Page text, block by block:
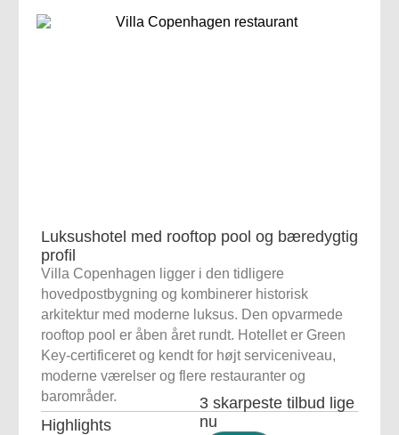
Luksushotel med rooftop pool og bæredygtig
profil
Villa Copenhagen ligger i den tidligere
hovedpostbygning og kombinerer historisk
arkitektur med moderne luksus. Den opvarmede
rooftop pool er åben året rundt. Hotellet er Green
Key-certificeret og kendt for højt serviceniveau,
moderne værelser og flere restauranter og
barområder.
Highlights
3 skarpeste tilbud lige
nu